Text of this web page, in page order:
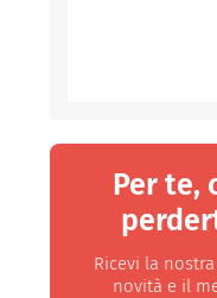
Per te,
Ricevi la
novità e il